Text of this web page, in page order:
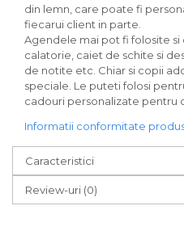
din lemn, care poate fi
fiecarui client in parte.
Agendele mai pot fi folosite si
calatorie, caiet de schite si
de notite etc. Chiar si copii
speciale. Le puteti folosi
cadouri personalizate pentru
Informatii conformitate
Caracteristici
Review-uri (0)